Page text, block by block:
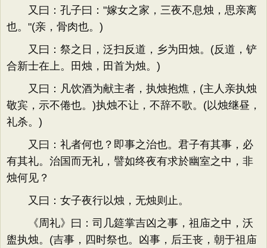
又曰：孔子曰："嫁女之家，三夜不息烛，思亲离
也。"(亲，骨肉也。)
又曰：祭之日，泛扫反道，乡为田烛。(反道，铲
合新士在上。田烛，田首为烛。)
又曰：凡饮酒为献主者，执烛抱燋，(主人亲执烛
敬宾，示不倦也。)执烛不让，不辞不歌。(以烛继昼，
礼杀。)
又曰：礼者何也？即事之治也。君子有其事，必
有其礼。治国而无礼，譬如终夜有求於幽室之中，非
烛何见？
又曰：女子夜行以烛，无烛则止。
《周礼》曰：司几筵掌吉凶之事，祖庙之中，沃
盥执烛。(吉事，四时祭也。凶事，后王丧，朝于祖庙